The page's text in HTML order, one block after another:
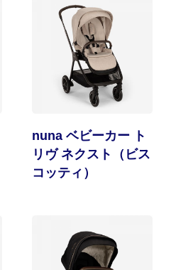
nuna ベビーカー ト
リヴ ネクスト（ビス
コッティ）